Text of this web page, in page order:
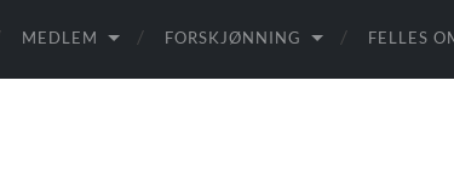
MEDLEM FORSKJØNNING FELLES